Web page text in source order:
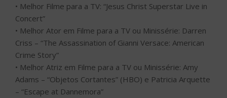
• Melhor Filme para a TV: “Jesus Christ Superstar Live in
Concert”
• Melhor Ator em Filme para a TV ou Minissérie: Darren
Criss – “The Assassination of Gianni Versace: American
Crime Story”
• Melhor Atriz em Filme para a TV ou Minissérie: Amy
Adams – “Objetos Cortantes” (HBO) e Patricia Arquette
– “Escape at Dannemora”